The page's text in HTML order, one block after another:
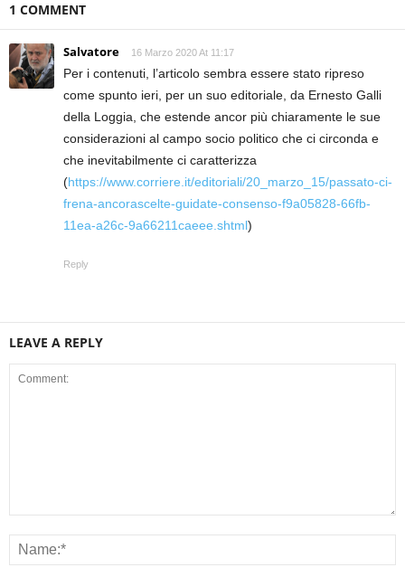
1 COMMENT
Salvatore 16 Marzo 2020 At 11:17
Per i contenuti, l’articolo sembra essere stato ripreso
come spunto ieri, per un suo editoriale, da Ernesto Galli
della Loggia, che estende ancor più chiaramente le sue
considerazioni al campo socio politico che ci circonda e
che inevitabilmente ci caratterizza
(https://www.corriere.it/editoriali/20_marzo_15/passato-ci-
frena-ancorascelte-guidate-consenso-f9a05828-66fb-
11ea-a26c-9a66211caeee.shtml)
Reply
LEAVE A REPLY